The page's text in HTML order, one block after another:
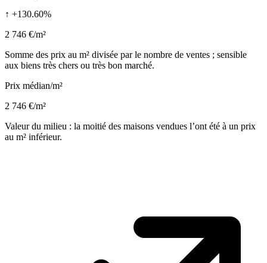
↑ +130.60%
2 746 €/m²
Somme des prix au m² divisée par le nombre de ventes ; sensible
aux biens très chers ou très bon marché.
Prix médian/m²
2 746 €/m²
Valeur du milieu : la moitié des maisons vendues l’ont été à un prix
au m² inférieur.